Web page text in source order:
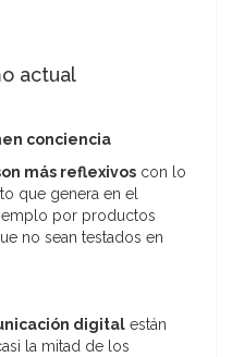
actual
conciencia
más reflexivos con lo
que genera en el
por productos
no sean testados en
digital están
la mitad de los